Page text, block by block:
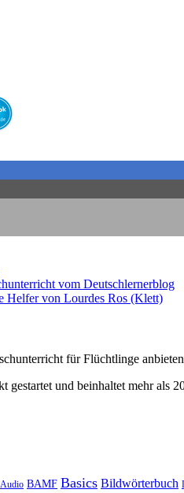
vom Deutschlernerblog
Helfer von Lourdes Ros (Klett)
für Flüchtlinge
gestartet und beinhaltet mehr als
Audio BAMF Basics Bildwörterbuch